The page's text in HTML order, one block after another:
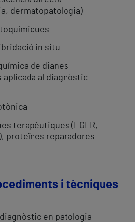
dermatopatologia)
in situ
de dianes
al diagnòstic
terapèutiques (EGFR,
proteïnes reparadores
i tècniques
diagnòstic en patologia